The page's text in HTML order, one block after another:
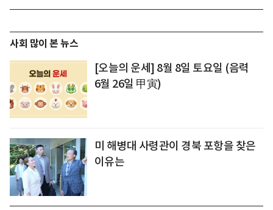
사회 많이 본 뉴스
[오늘의 운세] 8월 8일 토요일 (음력
6월 26일 甲寅)
미 해병대 사령관이 경북 포항을 찾은
이유는